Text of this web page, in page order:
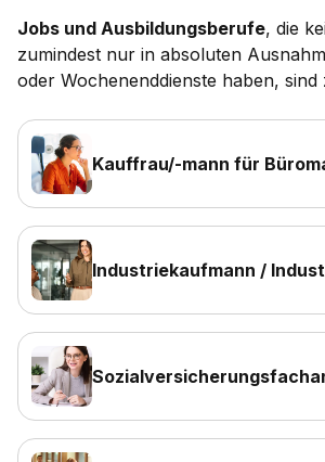
Jobs und Ausbildungsberufe, die
zumindest nur in absoluten
oder Wochenenddienste haben, sind
Kauffrau/-mann für
Industriekaufmann /